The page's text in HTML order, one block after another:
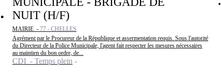
NUIT (H/F)
MAIRIE - 77 - CHELLES
Agrément par le Procureur de la République et assermentation requis. Sous l'autorité
du Directeur de la Police Municipale, l'agent fait respecter les mesures nécessaires
au maintien du bon ordre, de...
CDI - Temps plein